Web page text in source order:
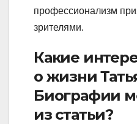
профессионализм
зрителями.
Какие
о жизни
Биографии
из статьи?